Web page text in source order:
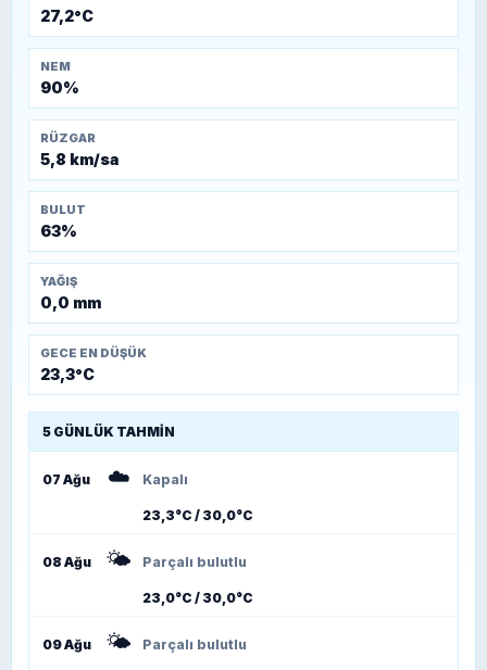
27,2°C
NEM
90%
RÜZGAR
5,8 km/sa
BULUT
63%
YAĞIŞ
0,0 mm
GECE EN DÜŞÜK
23,3°C
5 GÜNLÜK TAHMIN
07 Ağu ☁️ Kapalı
23,3°C / 30,0°C
08 Ağu 🌤️ Parçalı bulutlu
23,0°C / 30,0°C
09 Ağu 🌤️ Parçalı bulutlu